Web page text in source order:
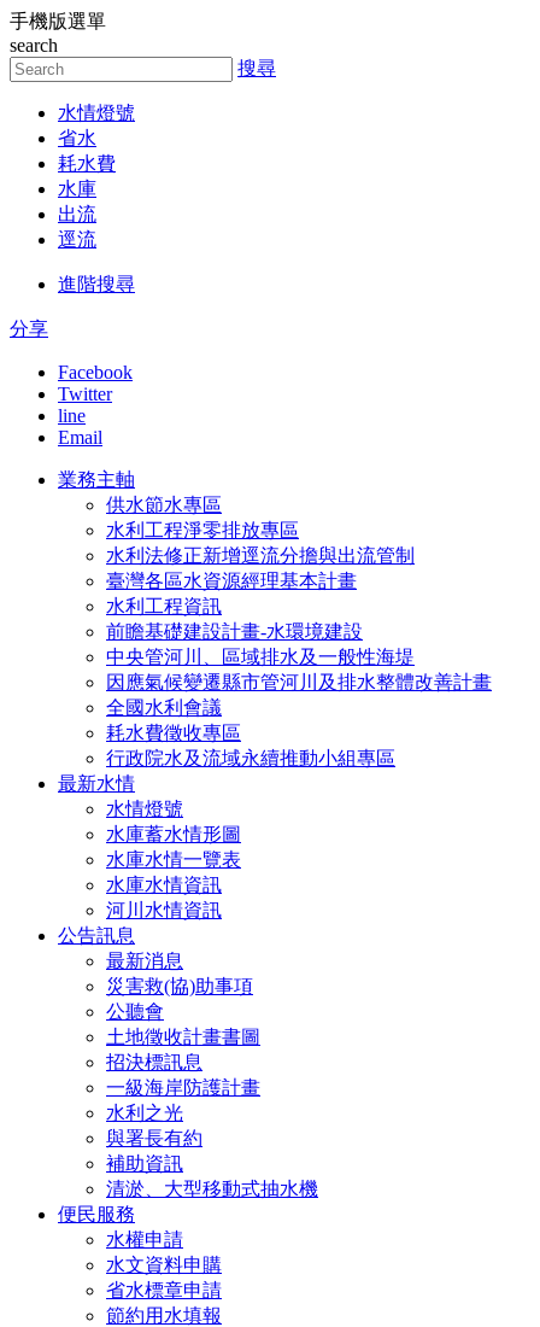
跳到主要內容區塊
手機版選單
search
搜尋
水情燈號
省水
耗水費
水庫
出流
逕流
進階搜尋
分享
Facebook
Twitter
line
Email
業務主軸
供水節水專區
水利工程淨零排放專區
水利法修正新增逕流分擔與出流管制
臺灣各區水資源經理基本計畫
水利工程資訊
前瞻基礎建設計畫-水環境建設
中央管河川、區域排水及一般性海堤
因應氣候變遷縣市管河川及排水整體改善計畫
全國水利會議
耗水費徵收專區
行政院水及流域永續推動小組專區
最新水情
水情燈號
水庫蓄水情形圖
水庫水情一覽表
水庫水情資訊
河川水情資訊
公告訊息
最新消息
災害救(協)助事項
公聽會
土地徵收計畫書圖
招決標訊息
一級海岸防護計畫
水利之光
與署長有約
補助資訊
清淤、大型移動式抽水機
便民服務
水權申請
水文資料申購
省水標章申請
節約用水填報